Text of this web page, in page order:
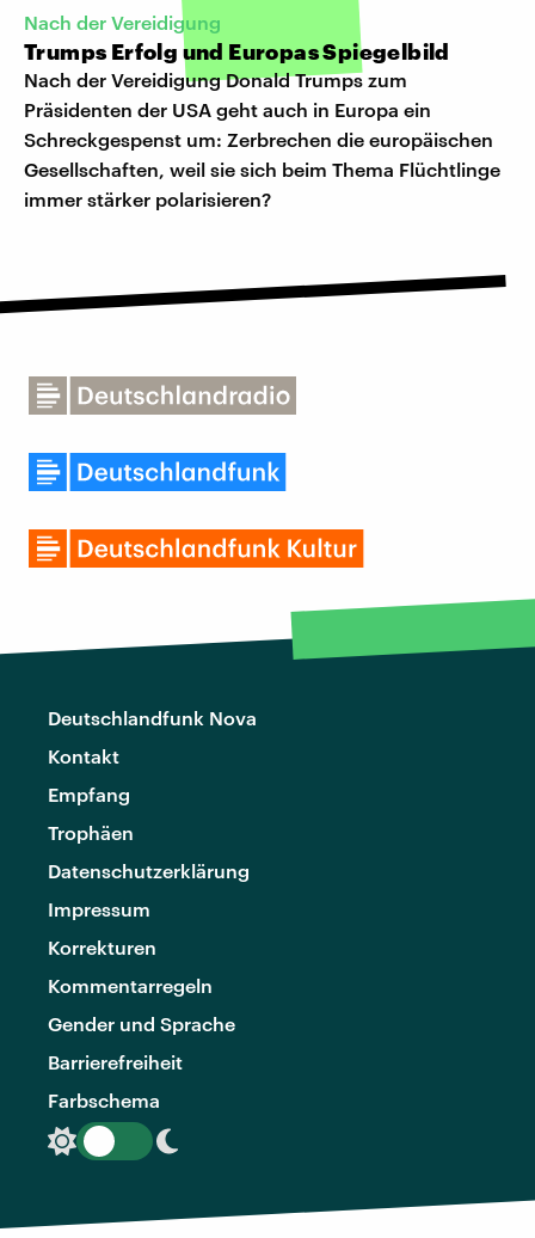
Nach der Vereidigung
Trumps Erfolg und Europas Spiegelbild
Nach der Vereidigung Donald Trumps zum
Präsidenten der USA geht auch in Europa ein
Schreckgespenst um: Zerbrechen die europäischen
Gesellschaften, weil sie sich beim Thema Flüchtlinge
immer stärker polarisieren?
Deutschlandfunk Nova
Kontakt
Empfang
Trophäen
Datenschutzerklärung
Impressum
Korrekturen
Kommentarregeln
Gender und Sprache
Barrierefreiheit
Farbschema